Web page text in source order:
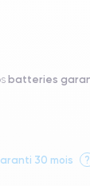
batteries
30 mois ?